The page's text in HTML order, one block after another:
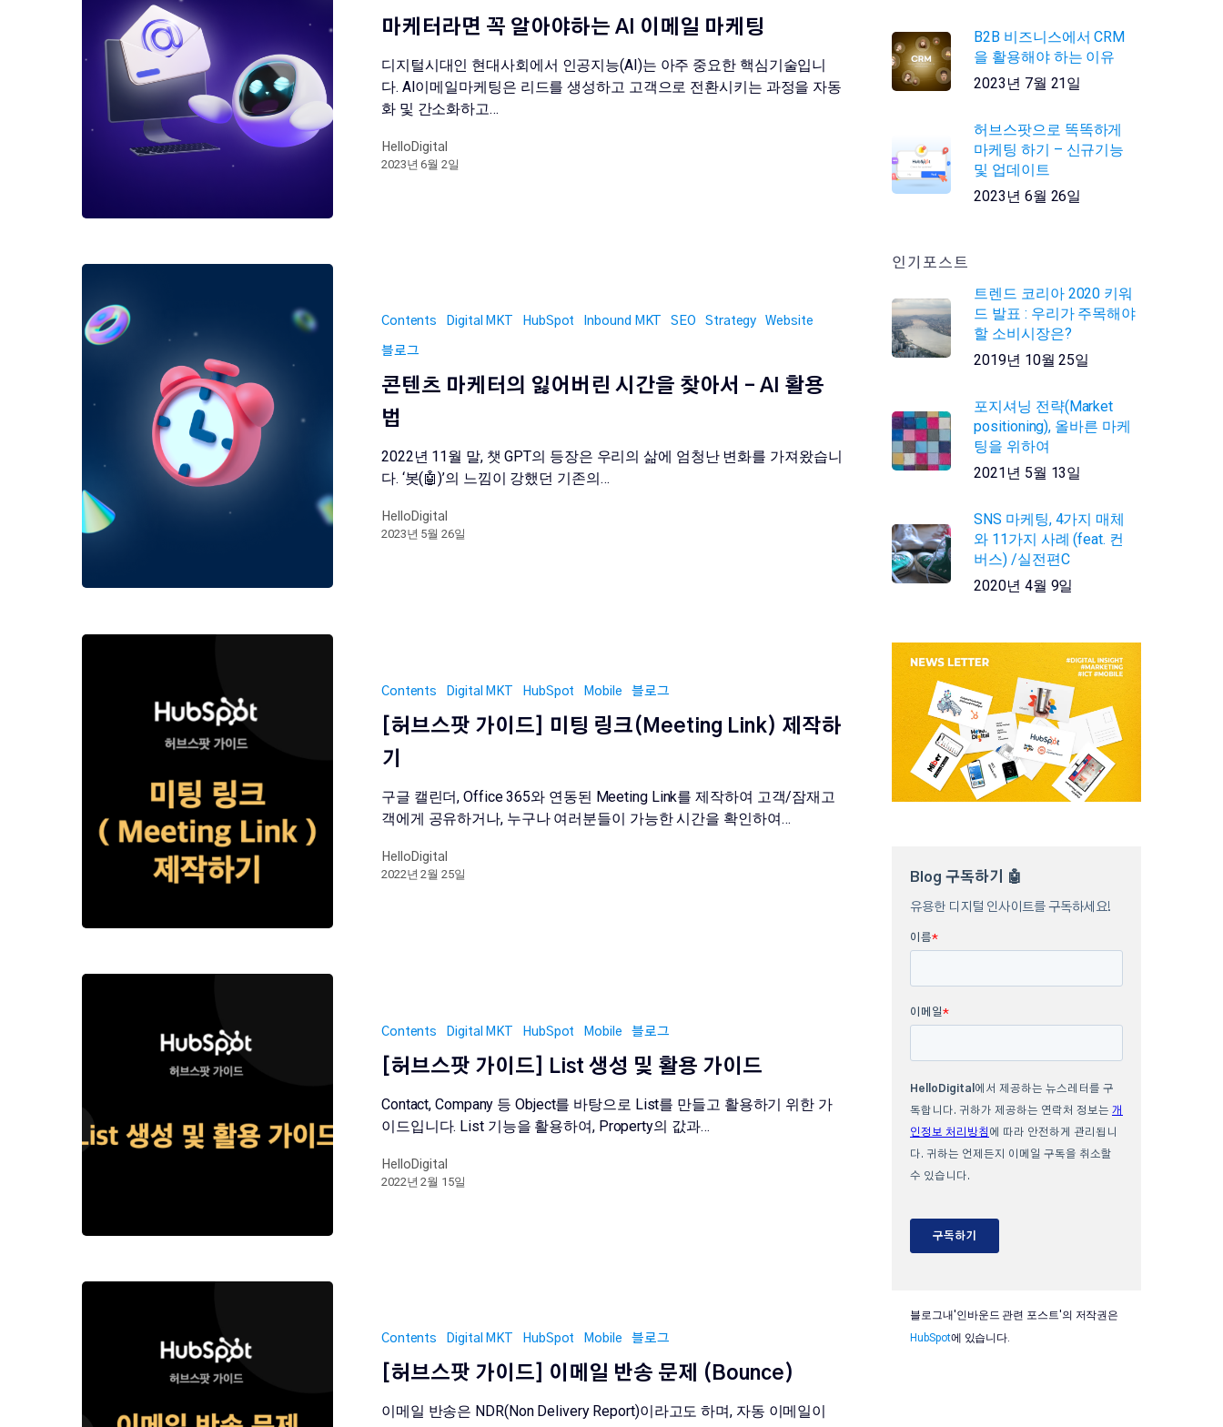
마케터라면 꼭 알아야하는 AI 이메일 마케팅
디지털시대인 현대사회에서 인공지능(AI)는 아주 중요한 핵심기술입니
다. AI이메일마케팅은 리드를 생성하고 고객으로 전환시키는 과정을 자동
화 및 간소화하고…
HelloDigital
2023년 6월 2일
Contents Digital MKT HubSpot Inbound MKT SEO Strategy Website
블로그
콘텐츠 마케터의 잃어버린 시간을 찾아서 – AI 활용
법
2022년 11월 말, 챗 GPT의 등장은 우리의 삶에 엄청난 변화를 가져왔습니
다. ‘봇(🤖)’의 느낌이 강했던 기존의…
HelloDigital
2023년 5월 26일
Contents Digital MKT HubSpot Mobile 블로그
​​[허브스팟 가이드] 미팅 링크(Meeting Link) 제작하
기
구글 캘린더, Office 365와 연동된 Meeting Link를 제작하여 고객/잠재고
객에게 공유하거나, 누구나 여러분들이 가능한 시간을 확인하여…
HelloDigital
2022년 2월 25일
Contents Digital MKT HubSpot Mobile 블로그
​​[허브스팟 가이드] List 생성 및 활용 가이드
Contact, Company 등 Object를 바탕으로 List를 만들고 활용하기 위한 가
이드입니다. List 기능을 활용하여, Property의 값과…
HelloDigital
2022년 2월 15일
Contents Digital MKT HubSpot Mobile 블로그
[허브스팟 가이드] 이메일 반송 문제 (Bounce)
이메일 반송은 NDR(Non Delivery Report)이라고도 하며, 자동 이메일이
B2B 비즈니스에서 CRM
을 활용해야 하는 이유
2023년 7월 21일
허브스팟으로 똑똑하게
마케팅 하기 – 신규기능
및 업데이트
2023년 6월 26일
인기포스트
트렌드 코리아 2020 키워
드 발표 : 우리가 주목해야
할 소비시장은?
2019년 10월 25일
포지셔닝 전략(Market
positioning), 올바른 마케
팅을 위하여
2021년 5월 13일
SNS 마케팅, 4가지 매체
와 11가지 사례 (feat. 컨
버스) /실전편C
2020년 4월 9일
블로그내'인바운드 관련 포스트'의 저작권은
HubSpot에 있습니다.